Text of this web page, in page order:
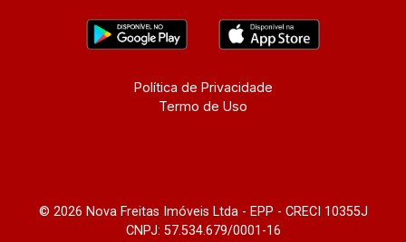
Política de Privacidade
Termo de Uso
© 2026 Nova Freitas Imóveis Ltda - EPP - CRECI 10355J
CNPJ: 57.534.679/0001-16